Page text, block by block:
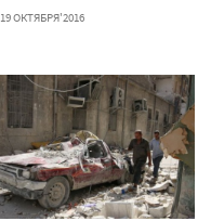
19 ОКТЯБРЯ'2016